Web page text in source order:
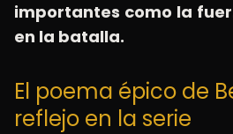
importantes como la
en la batalla.
El poema épico de
reflejo en la serie